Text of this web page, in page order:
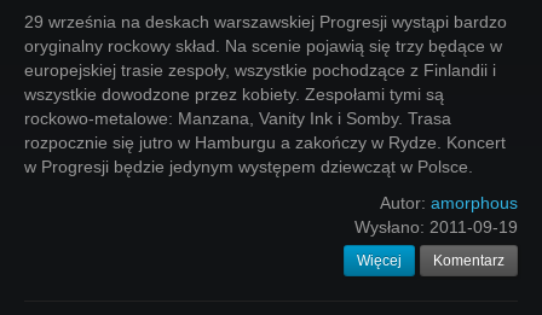
29 września na deskach warszawskiej Progresji wystąpi bardzo
oryginalny rockowy skład. Na scenie pojawią się trzy będące w
europejskiej trasie zespoły, wszystkie pochodzące z Finlandii i
wszystkie dowodzone przez kobiety. Zespołami tymi są
rockowo-metalowe: Manzana, Vanity Ink i Somby. Trasa
rozpocznie się jutro w Hamburgu a zakończy w Rydze. Koncert
w Progresji będzie jedynym występem dziewcząt w Polsce.
Autor: amorphous
Wysłano: 2011-09-19
Więcej Komentarz